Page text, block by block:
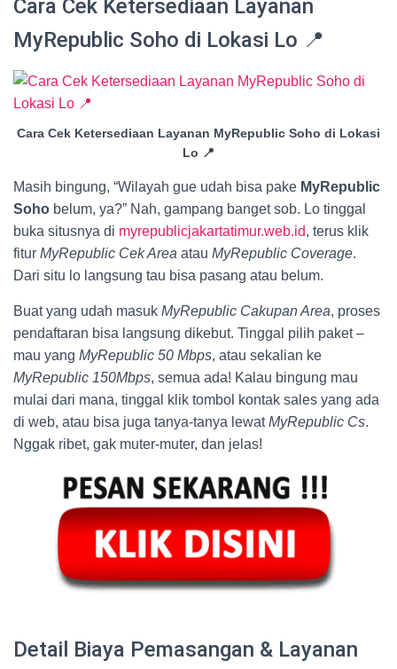
Cara Cek Ketersediaan Layanan
MyRepublic Soho di Lokasi Lo 📍
Cara Cek Ketersediaan Layanan MyRepublic Soho di Lokasi
Lo 📍
Masih bingung, “Wilayah gue udah bisa pake MyRepublic
Soho belum, ya?” Nah, gampang banget sob. Lo tinggal
buka situsnya di myrepublicjakartatimur.web.id, terus klik
fitur MyRepublic Cek Area atau MyRepublic Coverage.
Dari situ lo langsung tau bisa pasang atau belum.
Buat yang udah masuk MyRepublic Cakupan Area, proses
pendaftaran bisa langsung dikebut. Tinggal pilih paket –
mau yang MyRepublic 50 Mbps, atau sekalian ke
MyRepublic 150Mbps, semua ada! Kalau bingung mau
mulai dari mana, tinggal klik tombol kontak sales yang ada
di web, atau bisa juga tanya-tanya lewatMyRepublic Cs.
Nggak ribet, gak muter-muter, dan jelas!
Detail Biaya Pemasangan & Layanan